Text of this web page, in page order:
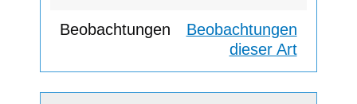
Beobachtungen
dieser Art